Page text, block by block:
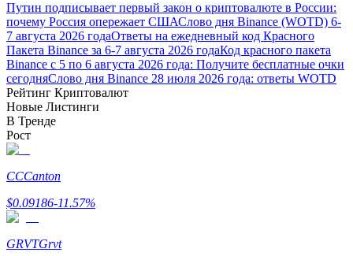
Bitrue Партнеры
Партнеры Bitrue
До 65% комиссии!
Путин подписывает первый закон о криптовалюте в России:
почему Россия опережает СШАСлово дня Binance (WOTD) 6-
7 августа 2026 годаОтветы на ежедневный код Красного
Пакета Binance за 6-7 августа 2026 годаКод красного пакета
Binance с 5 по 6 августа 2026 года: Получите бесплатные очки
сегодняСлово дня Binance 28 июля 2026 года: ответы WOTD
Рейтинг Криптовалют
Новые Листинги
В Тренде
Рост
CCCanton
$0.09186-11.57%
GRVTGrvt